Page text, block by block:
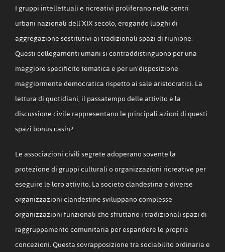
I gruppi intellettuali e ricreativi proliferano nelle centri
urbani nazionali dell’XIX secolo, erogando luoghi di
aggregazione sostitutivi ai tradizionali spazi di riunione.
Questi collegamenti umani si contraddistinguono per una
maggiore specificito tematica e per un’disposizione
maggiormente democratica rispetto ai sale aristocratici. La
lettura di quotidiani, il passatempo delle attivito e la
discussione civile rappresentano le principali azioni di questi
spazi bonus casin?.
Le associazioni civili segrete adoperano sovente la
protezione di gruppi culturali o organizzazioni ricreative per
eseguire le loro attivito. La societo clandestina e diverse
organizzazioni clandestine sviluppano complesse
organizzazioni funzionali che sfruttano i tradizionali spazi di
raggruppamento comunitaria per espandere le proprie
concezioni. Questa sovrapposizione tra sociabilito ordinaria e